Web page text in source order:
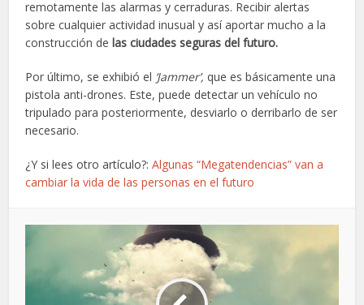
remotamente las alarmas y cerraduras. Recibir alertas
sobre cualquier actividad inusual y así aportar mucho a la
construcción delas ciudades seguras del futuro.
Por último, se exhibió el ‘Jammer’, que es básicamente una
pistola anti-drones. Este, puede detectar un vehículo no
tripulado para posteriormente, desviarlo o derribarlo de ser
necesario.
¿Y si lees otro artículo?:Algunas “Megatendencias” van a
cambiar la vida de las personas en el futuro